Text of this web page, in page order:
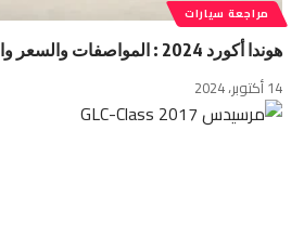
مراجعة سيارات
هوندا أكورد 2024 : المواصفات والسعر والأداء
14 أكتوبر، 2024